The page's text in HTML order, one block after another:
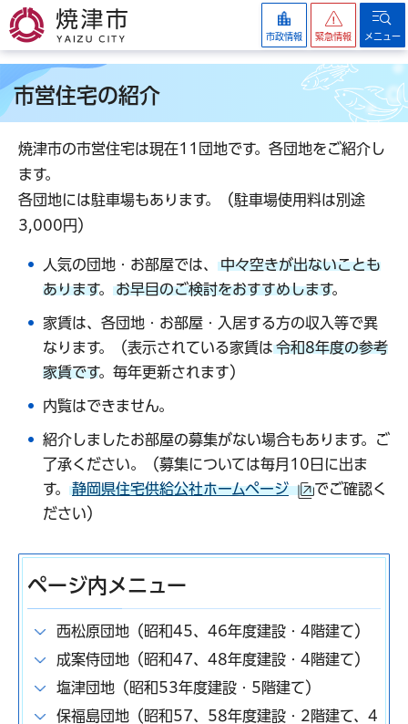
焼津市
市政情報 緊急情報 メニュー
市営住宅の紹介
焼津市の市営住宅は現在11団地です。各団地をご紹介し
ます。
各団地には駐車場もあります。（駐車場使用料は別途
3,000円）
人気の団地・お部屋では、
中々空きが出ないことも
あります。 お早目のご検討をおすすめします。
家賃は、各団地・お部屋・入居する方の収入等で異
なります。（表示されている家賃は 令和8年度の参考
家賃です。毎年更新されます）
内覧はできません。
紹介しましたお部屋の募集がない場合もあります。ご
了承ください。（募集については毎月10日に出ま
す。
静岡県住宅供給公社ホームページ （外部サイト
でご確認く
ださい）
ページ内メニュー
西松原団地（昭和45、46年度建設・4階建て）
成案侍団地（昭和47、48年度建設・4階建て）
塩津団地（昭和53年度建設・5階建て）
保福島団地（昭和57、58年度建設・2階建て、4